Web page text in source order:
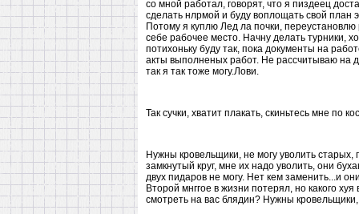
со мной работал, говорят, что я пиздеец
сделать нлрмой и буду воплощать свой план
Потому я куплю Лед ла почки,
себе рабочее место. Начну делать турники,
потихоньку буду так, пока документы на
акты выполненых работ. Не рассчитываю на
так я так тоже могу.Лови.
Так сучки, хватит плакать, скиньтесь мне по
Нужны кровельщики, не могу уволить
замкнутый круг, мне их надо уволить, они
двух пидаров не могу. Нет кем заменить...и
Второй мнггое в жизни потерял, но какого
смотреть на вас блядин? Нужны